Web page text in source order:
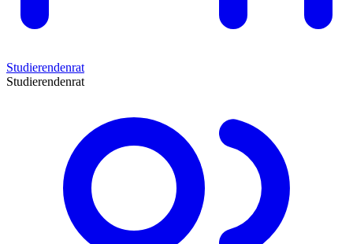
Studierendenrat
Studierendenrat